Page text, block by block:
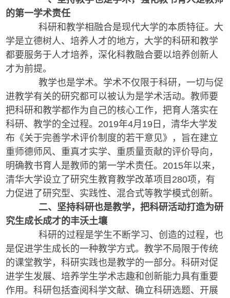
的第一学术责任
科研和教学相融合是现代大学的本质特征。大
学是立德树人、培养人才的地方，大学的科研和教学
都要服务于人才培养，深化科教融合要以培养创新人
才为前提。
教学也是学术。学术不仅限于科研，一切与促
进教学有关的研究都可以被认为是学术活动。教师要
把科研和教学都作为自己的核心工作，把育人落实在
科研、教学的全过程。2019年4月19日，清华大学发
布《关于完善学术评价制度的若干意见》，旨在建立
重师德师风、重真才实学、重质量贡献的评价导向，
明确教书育人是教师的第一学术责任。2015年以来，
清华大学设立了研究生教育教学改革项目280项，有
力促进了研究型、实践性、混合式等教学模式创新。
二、坚持科研也是教学，把科研活动打造为研
究生成长成才的丰沃土壤
科研的过程是学生不断学习、创造的过程，也
是促进学生成长的一种教学方式。教学不局限于传统
的课堂教学，科研实践也是教学的一部分。科研对促
进学生发展、培养学生学术志趣和创新能力具有重要
作用。科研包括查阅科学文献、确立科研选题、开展